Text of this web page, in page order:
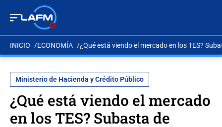
INICIO ECONOMÍA ¿Qué está viendo el mercado en los TES?
Ministerio de Hacienda y Crédito Público
¿Qué está viendo el mercado
en los TES? Subasta de